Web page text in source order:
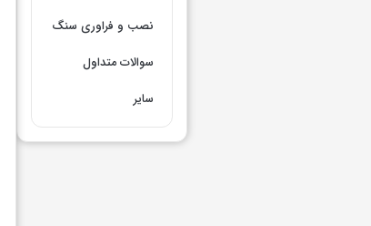
نصب و فراوری سنگ
سوالات متداول
سایر